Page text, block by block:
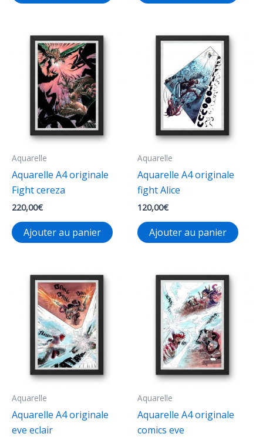
Aquarelle
Aquarelle A4 originale
Fight cereza
220,00€
Ajouter au panier
Aquarelle
Aquarelle A4 originale
fight Alice
120,00€
Ajouter au panier
Aquarelle
Aquarelle A4 originale
eve eclair
Aquarelle
Aquarelle A4 originale
comics eve